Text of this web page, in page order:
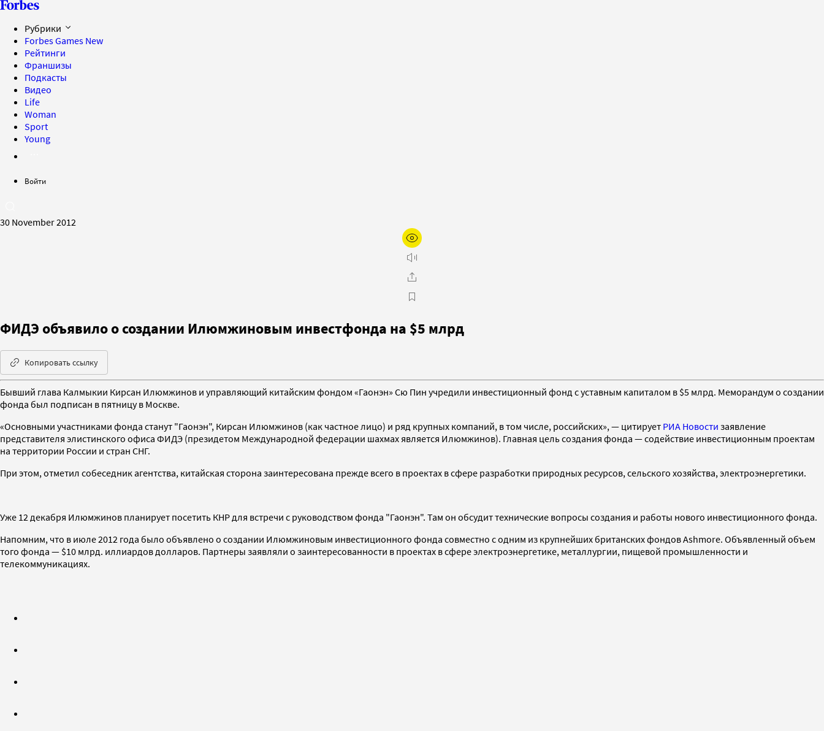
Рубрики
Forbes Games New
Рейтинги
Франшизы
Подкасты
Видео
Life
Woman
Sport
Young
Войти
30 November 2012
ФИДЭ объявило о создании Илюмжиновым инвестфонда на $5 млрд
Копировать ссылку
Бывший глава Калмыкии Кирсан Илюмжинов и управляющий китайским фондом «Гаонэн» Сю Пин учредили инвестиционный фонд с уставным капиталом в $5 млрд. Меморандум о создании
фонда был подписан в пятницу в Москве.
«Основными участниками фонда станут "Гаонэн", Кирсан Илюмжинов (как частное лицо) и ряд крупных компаний, в том числе, российских», — цитирует РИА Новости заявление
представителя элистинского офиса ФИДЭ (президетом Международной федерации шахмах является Илюмжинов). Главная цель создания фонда — содействие инвестиционным проектам
на территории России и стран СНГ.
При этом, отметил собеседник агентства, китайская сторона заинтересована прежде всего в проектах в сфере разработки природных ресурсов, сельского хозяйства, электроэнергетики.
Уже 12 декабря Илюмжинов планирует посетить КНР для встречи с руководством фонда "Гаонэн". Там он обсудит технические вопросы создания и работы нового инвестиционного фонда.
Напомним, что в июле 2012 года было объявлено о создании Илюмжиновым инвестиционного фонда совместно с одним из крупнейших британских фондов Ashmore. Объявленный объем
того фонда — $10 млрд. иллиардов долларов. Партнеры заявляли о заинтересованности в проектах в сфере электроэнергетике, металлургии, пищевой промышленности и
телекоммуникациях.